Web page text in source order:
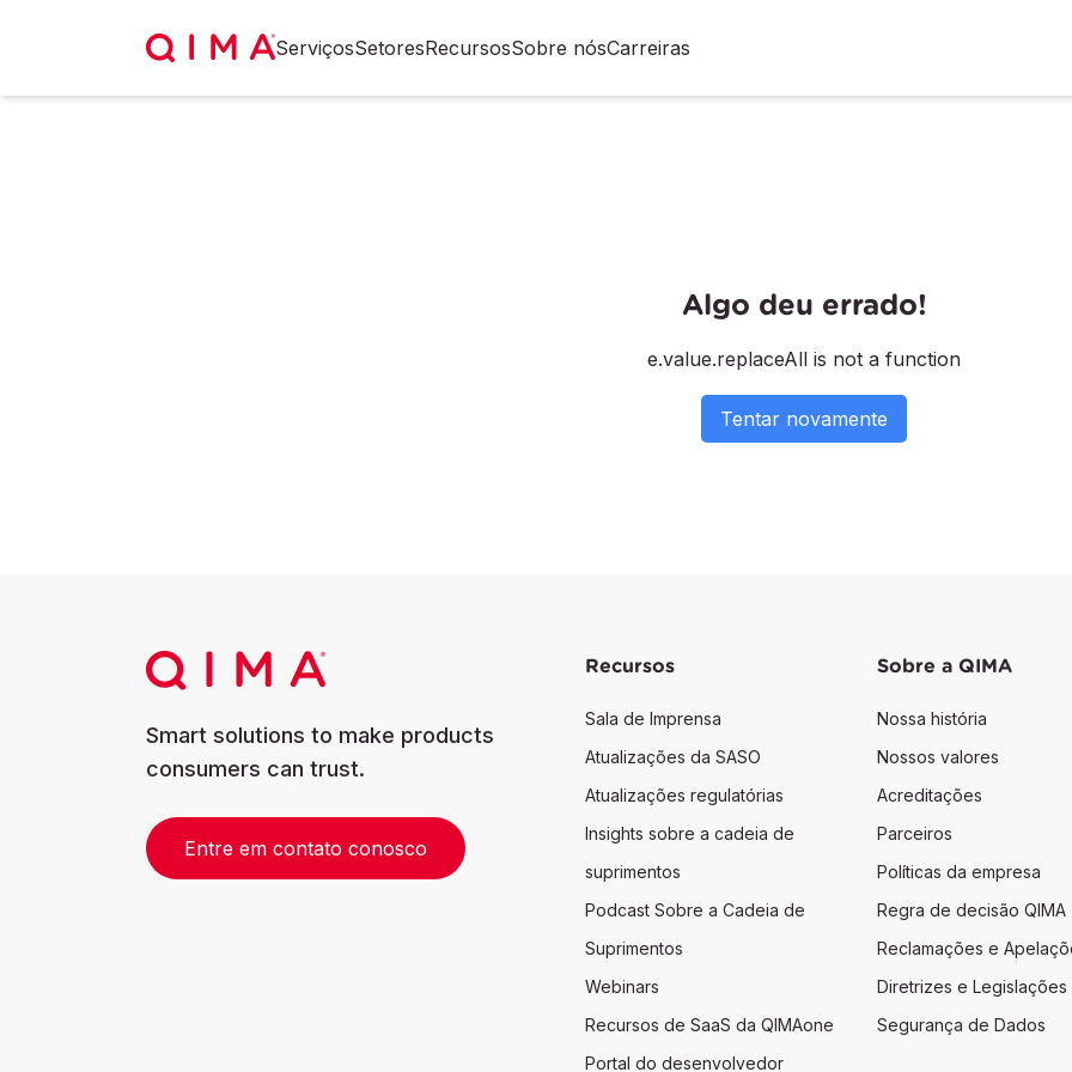
ServiçosSetoresRecursosSobre nósCarreiras
Algo deu errado!
e.value.replaceAll is not a function
Tentar novamente
Smart solutions to make products
consumers can trust.
Entre em contato conosco
Recursos
Sala de Imprensa
Atualizações da SASO
Atualizações regulatórias
Insights sobre a cadeia de
suprimentos
Podcast Sobre a Cadeia de
Suprimentos
Webinars
Recursos de SaaS da QIMAone
Portal do desenvolvedor
Sobre a QIMA
Nossa história
Nossos valores
Acreditações
Parceiros
Políticas da empresa
Regra de decisão QIMA
Reclamações e
Diretrizes e Legislações
Segurança de Dados